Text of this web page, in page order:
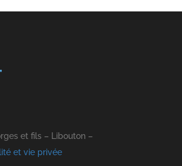
et fils – Libouton –
et vie privée